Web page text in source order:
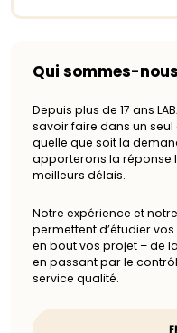
Qui sommes-
Depuis plus de 17 ans
savoir faire dans un
quelle que soit la
apporterons la réponse
meilleurs délais.
Notre expérience et
permettent d’étudier
en bout vos projet – de
en passant par le
service qualité.